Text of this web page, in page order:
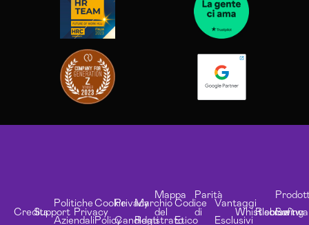
CreditsSupport
Politiche
Aziendali
Privacy
Cookie
Policy
Privacy
Candidati
Marchio
Registrato
Mappa
del
Codice
Etico
Parità
di
Vantaggi
Esclusivi
Whistleblowing
Risorse